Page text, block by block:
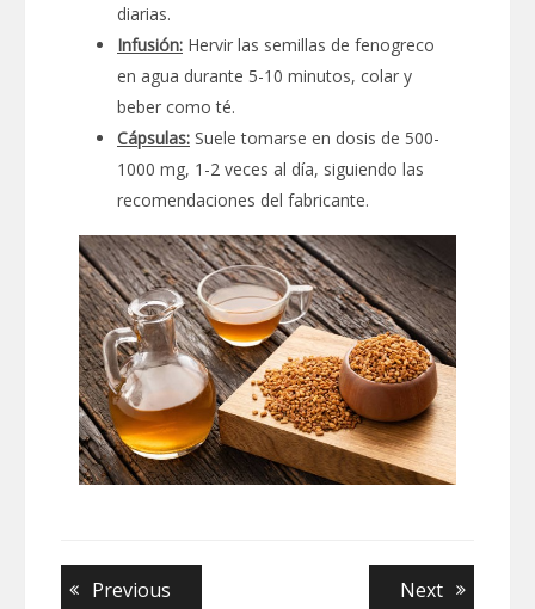
diarias.
Infusión: Hervir las semillas de fenogreco
en agua durante 5-10 minutos, colar y
beber como té.
Cápsulas: Suele tomarse en dosis de 500-
1000 mg, 1-2 veces al día, siguiendo las
recomendaciones del fabricante.
Navegación
Previous NextNext